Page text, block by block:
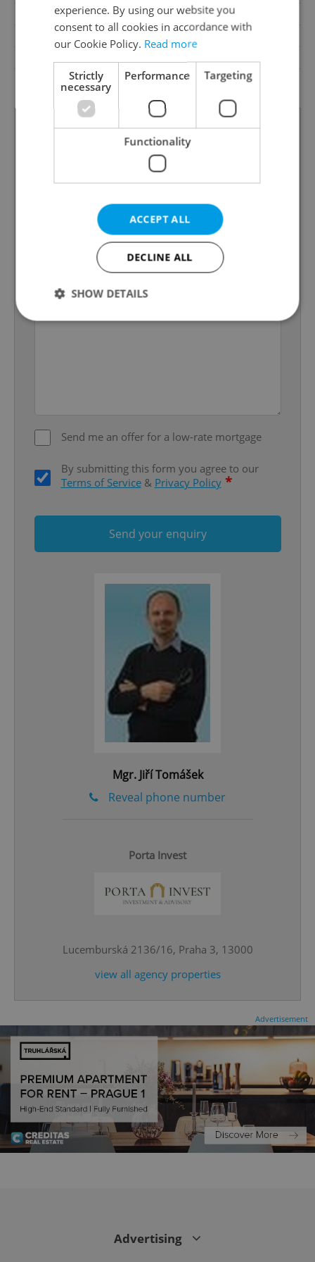
Garrets (attic spaces)
No
Bus, Road, Train
No. 78/2013 Coll.
Send me an offer for a low-rate mortgage
By submitting this form you agree to our
Terms of Service& Privacy Policy *
Send your enquiry
Mgr. Jiří Tomášek
Reveal phone number
Porta Invest
Lucemburská 2136/16, Praha 3, 13000
view all agency properties
Advertisement
Advertising
experience. By using our website you
consent to all cookies in accordance with
our Cookie Policy. Read more
Strictly
necessary
Performance Targeting
Functionality
ACCEPT ALL
DECLINE ALL
SHOW DETAILS
missing_agency_profile_modal_displayed .expats.cz
^eps_[0-9]+$ .expats.cz 1